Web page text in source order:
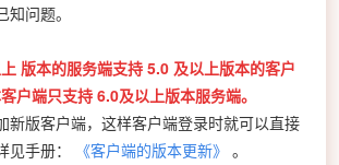
问题。
版本的服务端支持 5.0 及以上版本的客户
户端只支持 6.0及以上版本服务端。
新版客户端，这样客户端登录时就可以直接
见手册：
《客户端的版本更新》 。